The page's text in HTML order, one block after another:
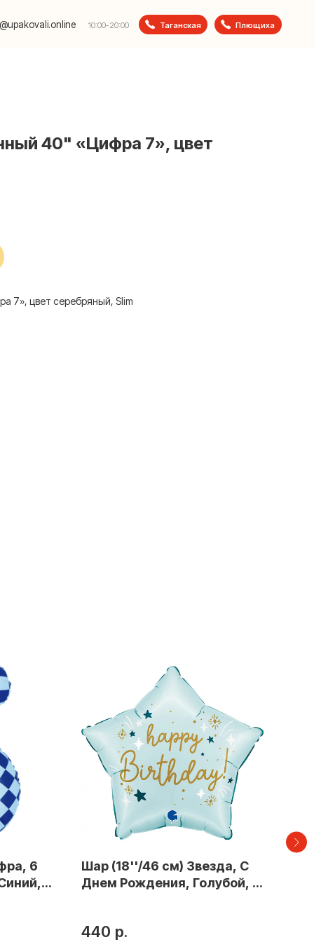
10:00-20:00 Таганская Плющиха
40" «Цифра 7», цвет
7», цвет серебряный, Slim
6
1
Шар (18''/46 см) Звезда, С
Днем Рождения, Голубой, 1
440 р.